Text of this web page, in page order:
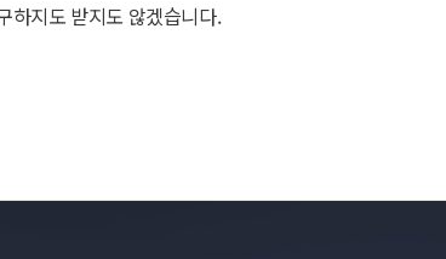
하지도 받지도 않겠습니다.